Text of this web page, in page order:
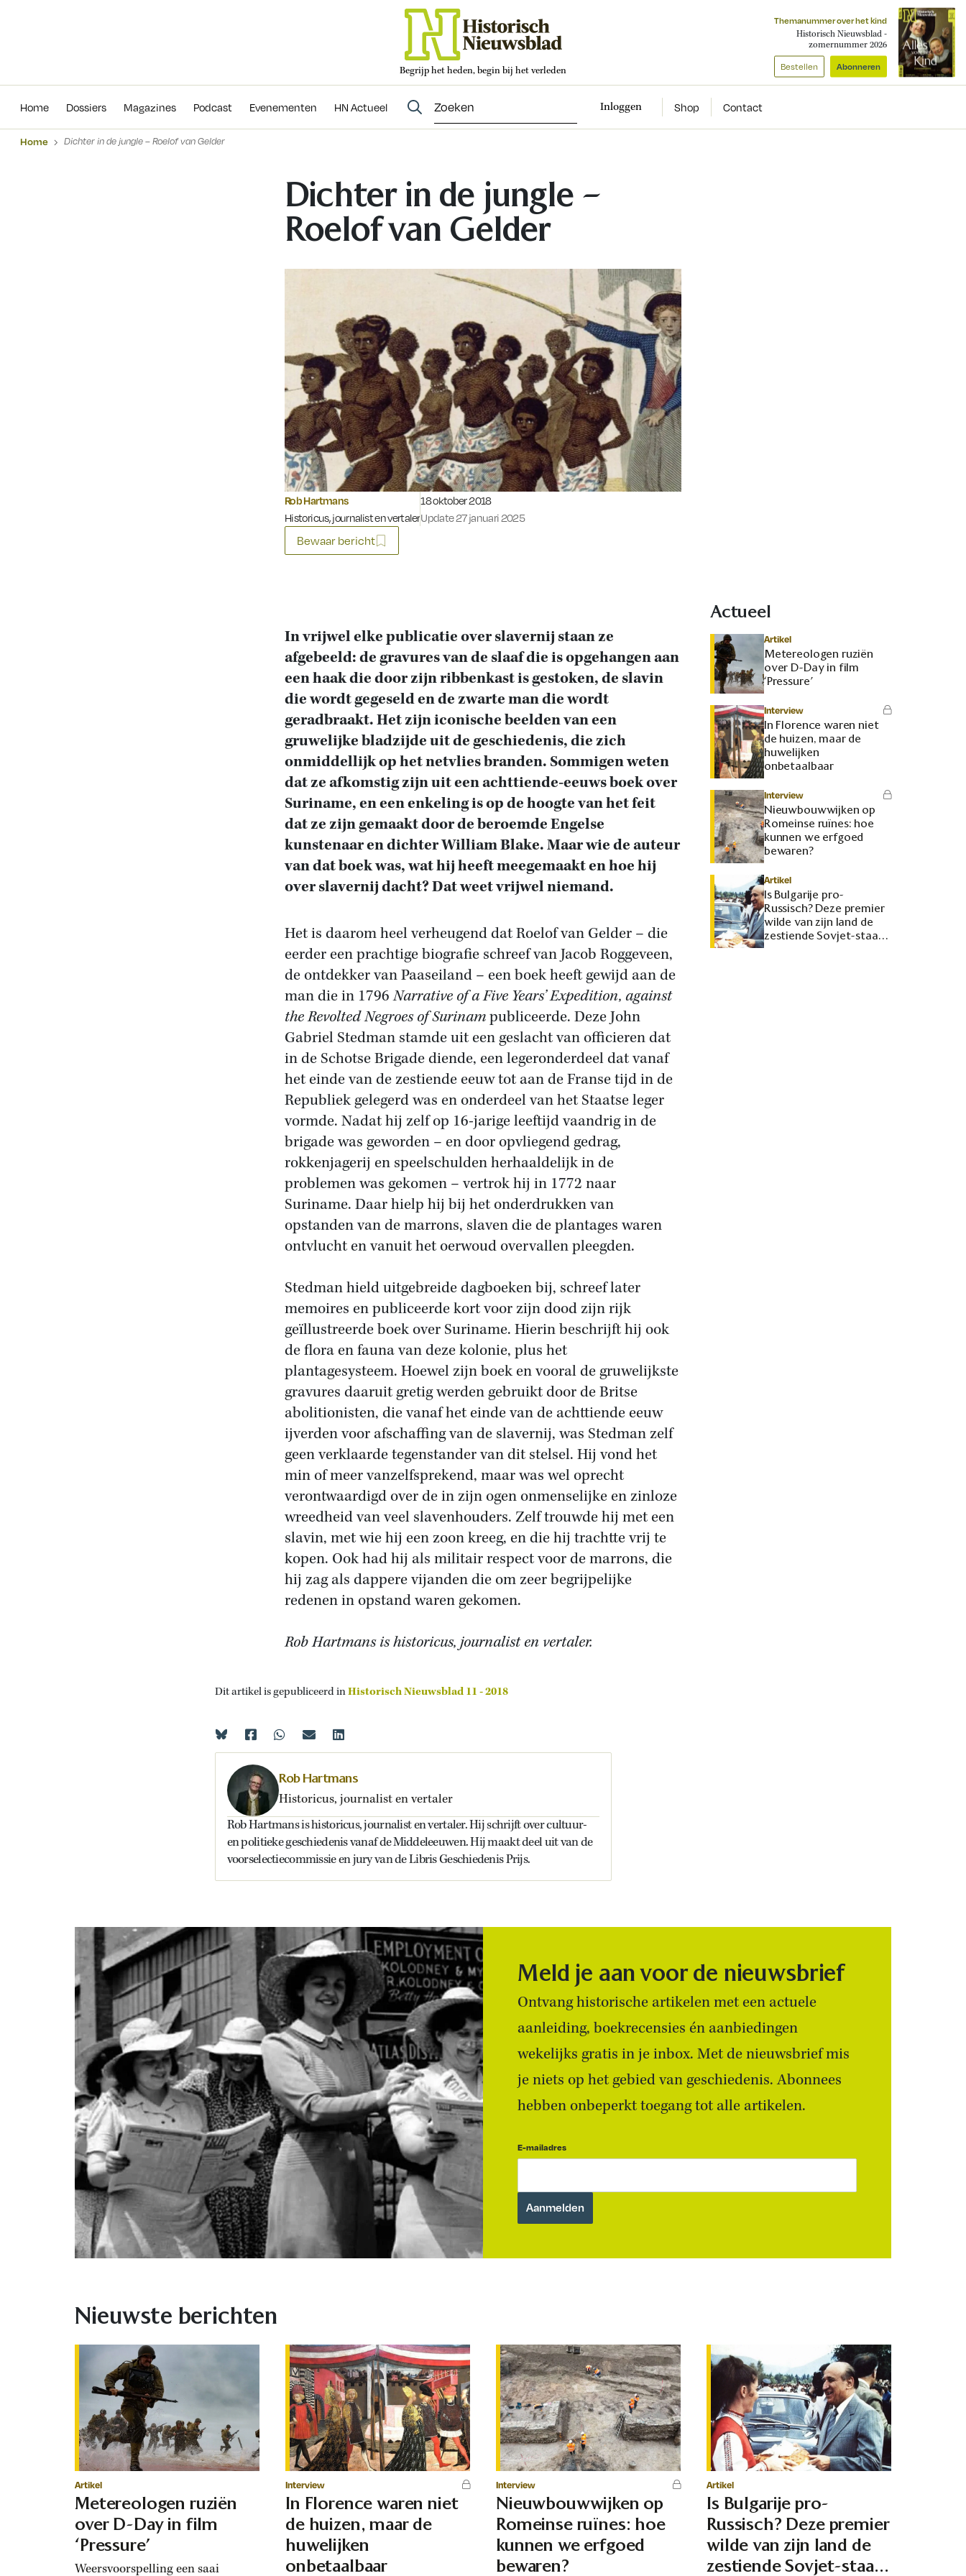
Begrijp het heden, begin bij het verleden
Themanummer over het kind
Historisch Nieuwsblad -
zomernummer 2026
Bestellen Abonneren
Home Dossiers Magazines Podcast Evenementen HN Actueel Inloggen Shop Contact
Evenementen
Home Dichter in de jungle – Roelof van Gelder
Dichter in de jungle –
Roelof van Gelder
Rob Hartmans
Historicus, journalist en vertaler
Gepubliceerd op:
18 oktober 2018
Update 27 januari 2025
Bewaar bericht
In vrijwel elke publicatie over slavernij staan ze
afgebeeld: de gravures van de slaaf die is opgehangen aan
een haak die door zijn ribbenkast is gestoken, de slavin
die wordt gegeseld en de zwarte man die wordt
geradbraakt. Het zijn iconische beelden van een
gruwelijke bladzijde uit de geschiedenis, die zich
onmiddellijk op het netvlies branden. Sommigen weten
dat ze afkomstig zijn uit een achttiende-eeuws boek over
Suriname, en een enkeling is op de hoogte van het feit
dat ze zijn gemaakt door de beroemde Engelse
kunstenaar en dichter William Blake. Maar wie de auteur
van dat boek was, wat hij heeft meegemaakt en hoe hij
over slavernij dacht? Dat weet vrijwel niemand.
Het is daarom heel verheugend dat Roelof van Gelder – die
eerder een prachtige biografie schreef van Jacob Roggeveen,
de ontdekker van Paaseiland – een boek heeft gewijd aan de
man die in 1796Narrative of a Five Years’ Expedition, against
the Revolted Negroes of Surinampubliceerde. Deze John
Gabriel Stedman stamde uit een geslacht van officieren dat
in de Schotse Brigade diende, een legeronderdeel dat vanaf
het einde van de zestiende eeuw tot aan de Franse tijd in de
Republiek gelegerd was en onderdeel van het Staatse leger
vormde. Nadat hij zelf op 16-jarige leeftijd vaandrig in de
brigade was geworden – en door opvliegend gedrag,
rokkenjagerij en speelschulden herhaaldelijk in de
problemen was gekomen – vertrok hij in 1772 naar
Suriname. Daar hielp hij bij het onderdrukken van
opstanden van de marrons, slaven die de plantages waren
ontvlucht en vanuit het oerwoud overvallen pleegden.
Stedman hield uitgebreide dagboeken bij, schreef later
memoires en publiceerde kort voor zijn dood zijn rijk
geïllustreerde boek over Suriname. Hierin beschrijft hij ook
de flora en fauna van deze kolonie, plus het
plantagesysteem. Hoewel zijn boek en vooral de gruwelijkste
gravures daaruit gretig werden gebruikt door de Britse
abolitionisten, die vanaf het einde van de achttiende eeuw
ijverden voor afschaffing van de slavernij, was Stedman zelf
geen verklaarde tegenstander van dit stelsel. Hij vond het
min of meer vanzelfsprekend, maar was wel oprecht
verontwaardigd over de in zijn ogen onmenselijke en zinloze
wreedheid van veel slavenhouders. Zelf trouwde hij met een
slavin, met wie hij een zoon kreeg, en die hij trachtte vrij te
kopen. Ook had hij als militair respect voor de marrons, die
hij zag als dappere vijanden die om zeer begrijpelijke
redenen in opstand waren gekomen.
Rob Hartmans is historicus, journalist en vertaler.
Actueel
Artikel
Metereologen ruziën
over D-Day in film
‘Pressure’
Interview
In Florence waren niet
de huizen, maar de
huwelijken
onbetaalbaar
Interview
Nieuwbouwwijken op
Romeinse ruïnes: hoe
kunnen we erfgoed
bewaren?
Artikel
Is Bulgarije pro-
Russisch? Deze premier
wilde van zijn land de
zestiende Sovjet-staat
maken
Dit artikel is gepubliceerd inHistorisch Nieuwsblad 11 - 2018
Rob Hartmans
Historicus, journalist en vertaler
Rob Hartmans is historicus, journalist en vertaler. Hij schrijft over cultuur-
en politieke geschiedenis vanaf de Middeleeuwen. Hij maakt deel uit van de
voorselectiecommissie en jury van de Libris Geschiedenis Prijs.
Meld je aan voor de nieuwsbrief
Ontvang historische artikelen met een actuele
aanleiding, boekrecensies én aanbiedingen
wekelijks gratis in je inbox. Met de nieuwsbrief mis
je niets op het gebied van geschiedenis. Abonnees
hebben onbeperkt toegang tot alle artikelen.
E-mailadres
Nieuwste berichten
Artikel
Metereologen ruziën
over D-Day in film
‘Pressure’
Weersvoorspelling een saai
Interview
In Florence waren niet
de huizen, maar de
huwelijken
onbetaalbaar
Interview
Nieuwbouwwijken op
Romeinse ruïnes: hoe
kunnen we erfgoed
bewaren?
Artikel
Is Bulgarije pro-
Russisch? Deze premier
wilde van zijn land de
zestiende Sovjet-staat